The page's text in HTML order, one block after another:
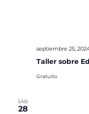
Taller sobre
septiembre 25,
Gratuito
SÁB
28